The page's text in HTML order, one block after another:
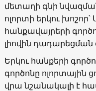
մետաղի գնի
ոլորտի երկու
հանքավայրերի
լիովին դադարեցման
Երկու հանքերի
գործոնը ոլորտային
վրա նշանակալի է